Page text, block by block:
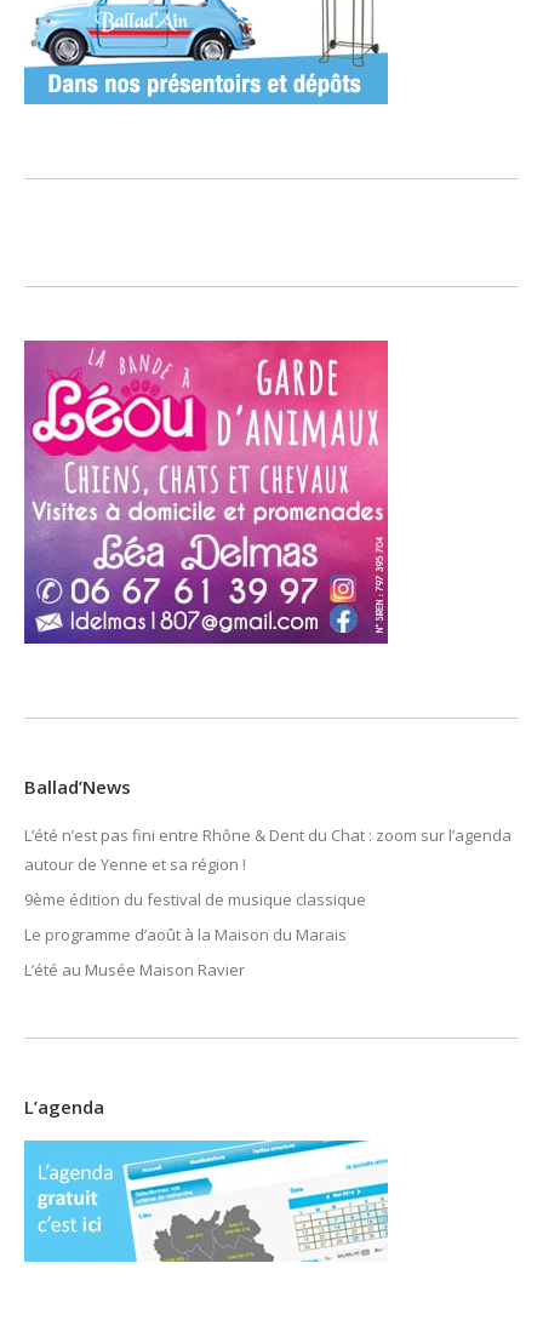
Ballad’News
L’été n’est pas fini entre Rhône & Dent du Chat : zoom sur l’agenda
autour de Yenne et sa région !
9ème édition du festival de musique classique
Le programme d’août à la Maison du Marais
L’été au Musée Maison Ravier
L’agenda